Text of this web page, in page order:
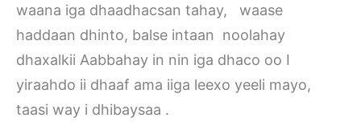
waana iga dhaadhacsan tahay, waase
haddaan dhinto, balse intaan noolahay
dhaxalkii Aabbahay in nin iga dhaco oo I
yiraahdo ii dhaaf ama iiga leexo yeeli mayo,
taasi way i dhibaysaa .